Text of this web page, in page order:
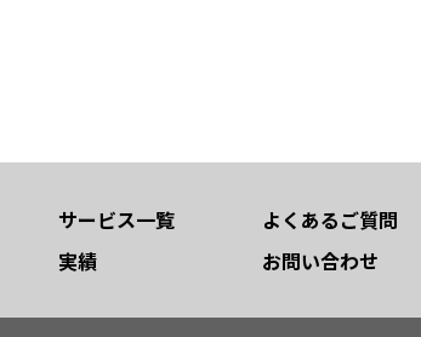
サービス一覧
実績
よくあるご質問
お問い合わせ